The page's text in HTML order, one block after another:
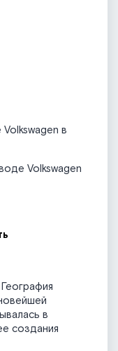
Volkswagen
География
в
создания